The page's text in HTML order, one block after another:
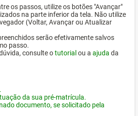
os passos, utilize os botões "Avançar"
na parte inferior da tela. Não utilize
(Voltar, Avançar ou Atualizar
serão efetivamente salvos
passo.
consulte otutorial ou a ajuda da
da sua pré-matrícula.
documento, se solicitado pela